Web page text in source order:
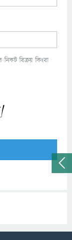
বিক্রয় কিংবা